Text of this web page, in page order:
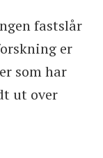
fastslår
er
som har
ut over